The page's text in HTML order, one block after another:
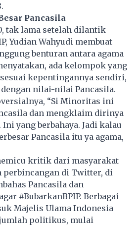
Pancasila
tak lama setelah dilantik
Yudian Wahyudi membuat
benturan antara agama
ada kelompok yang
kepentingannya sendiri,
nilai-nilai Pancasila.
“Si Minoritas ini
dan mengklaim dirinya
yang berbahaya. Jadi kalau
Pancasila itu ya agama,
kritik dari masyarakat
perbincangan di Twitter, di
Pancasila dan
#BubarkanBPIP. Berbagai
Majelis Ulama Indonesia
politikus, mulai